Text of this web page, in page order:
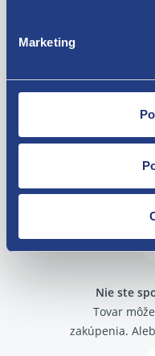
Marketing
Použiteľné pre vozidlá
Za
Nie ste
Tovar
zakúpenia.